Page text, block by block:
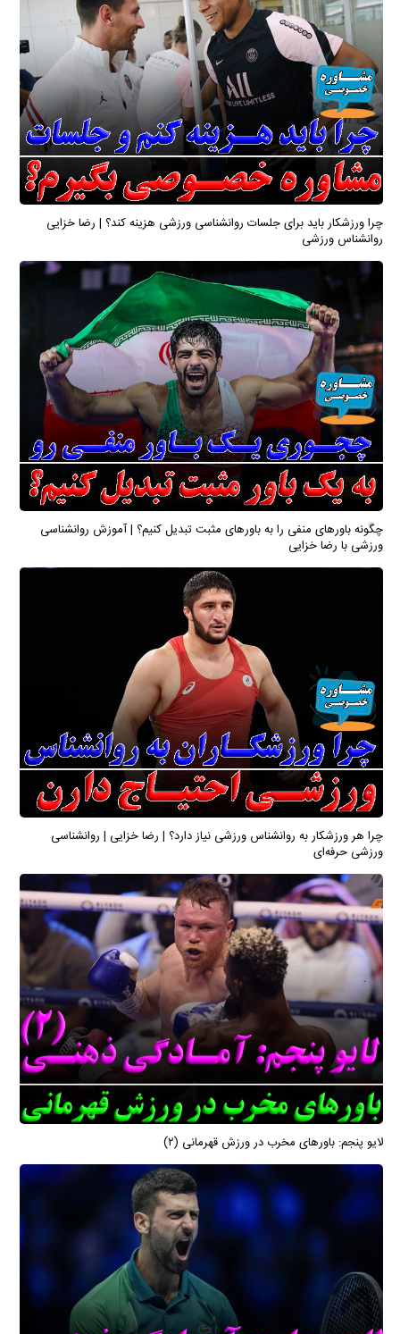
چرا ورزشکار باید برای جلسات روانشناسی ورزشی هزینه کند؟ | رضا خزایی
روانشناس ورزشی
چگونه باورهای منفی را به باورهای مثبت تبدیل کنیم؟ | آموزش روانشناسی
ورزشی با رضا خزایی
چرا هر ورزشکار به روانشناس ورزشی نیاز دارد؟ | رضا خزایی | روانشناسی
ورزشی حرفه‌ای
لایو پنجم: باورهای مخرب در ورزش قهرمانی (۲)